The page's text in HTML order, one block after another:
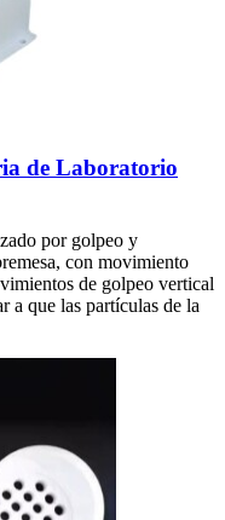
de Laboratorio
por golpeo y
con movimiento
de golpeo vertical
a que las partículas de la